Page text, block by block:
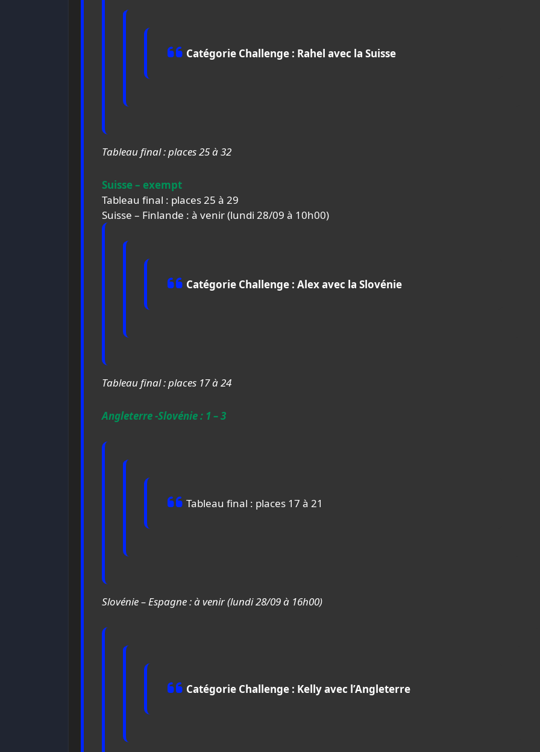
Catégorie Challenge : Rahel avec la Suisse
Tableau final : places 25 à 32
Suisse – exempt
Tableau final : places 25 à 29
Suisse – Finlande : à venir (lundi 28/09 à 10h00)
Catégorie Challenge : Alex avec la Slovénie
Tableau final : places 17 à 24
Angleterre -Slovénie : 1 – 3
Tableau final : places 17 à 21
Slovénie – Espagne : à venir (lundi 28/09 à 16h00)
Catégorie Challenge : Kelly avec l’Angleterre